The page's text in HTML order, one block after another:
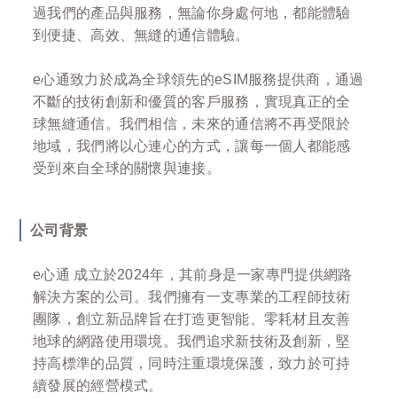
過我們的產品與服務，無論你身處何地，都能體驗
到便捷、高效、無縫的通信體驗。
e心通致力於成為全球領先的eSIM服務提供商，通過
不斷的技術創新和優質的客戶服務，實現真正的全
球無縫通信。我們相信，未來的通信將不再受限於
地域，我們將以心連心的方式，讓每一個人都能感
受到來自全球的關懷與連接。
公司背景
e心通 成立於2024年，其前身是一家專門提供網路
解決方案的公司。我們擁有一支專業的工程師技術
團隊，創立新品牌旨在打造更智能、零耗材且友善
地球的網路使用環境。我們追求新技術及創新，堅
持高標準的品質，同時注重環境保護，致力於可持
續發展的經營模式。